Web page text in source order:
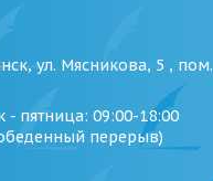
ул. Мясникова, 5 , пом.
- пятница: 09:00-18:00
перерыв)